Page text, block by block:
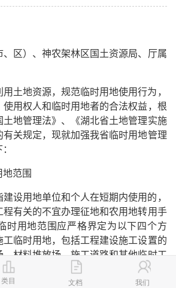
区）、神农架林区国土资源局、厅属
土地资源，规范临时用地使用行为，
用权人和临时用地者的合法权益，根
地管理法》、《湖北省土地管理实施
关规定，现就加强我省临时用地管理
地范围
设用地单位和个人在短期内使用的，
有关的不宜办理征地和农用地转用手
时用地范围应严格界定为以下四个方
临时用地，包括工程建设施工设置的
材料堆放场、施工道路和其他临时工
程中取土场、弃渣（土）场、架设地上
和其他地下工程所需临时使用的土地；
类目 文档 我们